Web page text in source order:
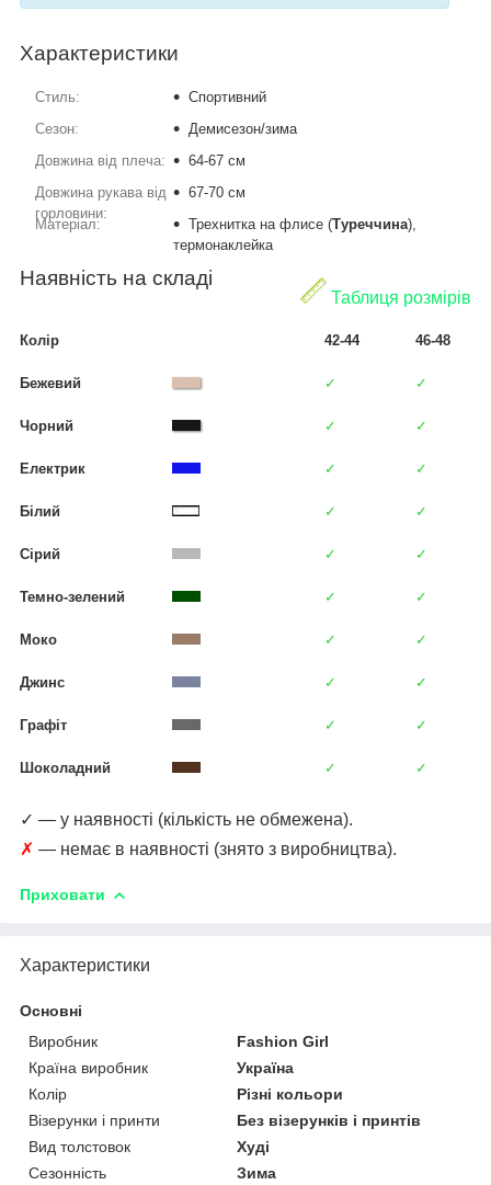
Характеристики
Стиль:
Спортивний
Сезон:
Демисезон/зима
Довжина від плеча:
64-67 см
Довжина рукава від
горловини:
67-70 см
Матеріал:
Трехнитка на флисе (Туреччина),
термонаклейка
Таблиця розмірів
Наявність на складі
Колір 42-44 46-48
Бежевий ✓ ✓
Чорний ✓ ✓
Електрик ✓ ✓
Білий ✓ ✓
Сірий ✓ ✓
Темно-зелений ✓ ✓
Моко ✓ ✓
Джинс ✓ ✓
Графіт ✓ ✓
Шоколадний ✓ ✓
✓ — у наявності (кількість не обмежена).
✗ — немає в наявності (знято з виробництва).
Приховати
Характеристики
Основні
Виробник
Fashion Girl
Країна виробник
Україна
Колір
Різні кольори
Візерунки і принти
Без візерунків і принтів
Вид толстовок
Худі
Сезонність
Зима